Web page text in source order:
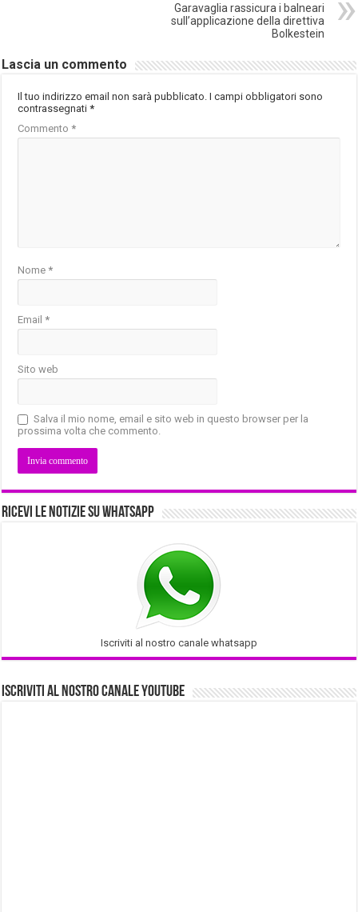
Garavaglia rassicura i balneari
sull’applicazione della direttiva
Bolkestein
Lascia un commento
Il tuo indirizzo email non sarà pubblicato. I campi obbligatori sono
contrassegnati*
Commento*
Nome*
Email*
Sito web
Salva il mio nome, email e sito web in questo browser per la
prossima volta che commento.
Ricevi le notizie su Whatsapp
Iscriviti al nostro canale whatsapp
Iscriviti al nostro Canale Youtube